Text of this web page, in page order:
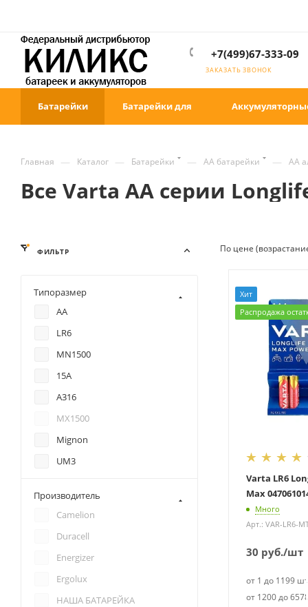
+7(499)67-333-09
ЗАКАЗАТЬ ЗВОНОК
Батарейки Батарейки для
Главная — Каталог — Батарейки — AA батарейки — АА
Все Varta AA серии
По цене
Хит
Распродажа
Varta LR6
Max
Много
Арт.: VAR-LR6-
30 руб./шт
от 1 до 1199 шт
от 1200 до
ФИЛЬТР
Типоразмер
AA
LR6
MN1500
15A
A316
MX1500
Mignon
UM3
Производитель
Camelion
Duracell
Energizer
Ergolux
НАША БАТАРЕЙКА